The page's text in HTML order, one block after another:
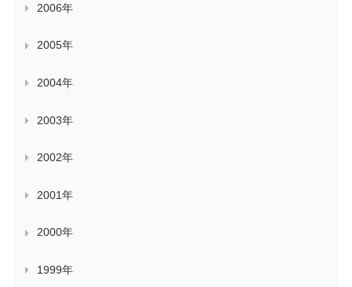
2006年
2005年
2004年
2003年
2002年
2001年
2000年
1999年